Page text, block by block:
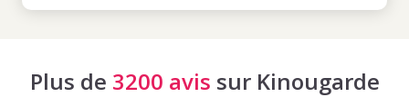
Plus de 3200 avis sur Kinougarde